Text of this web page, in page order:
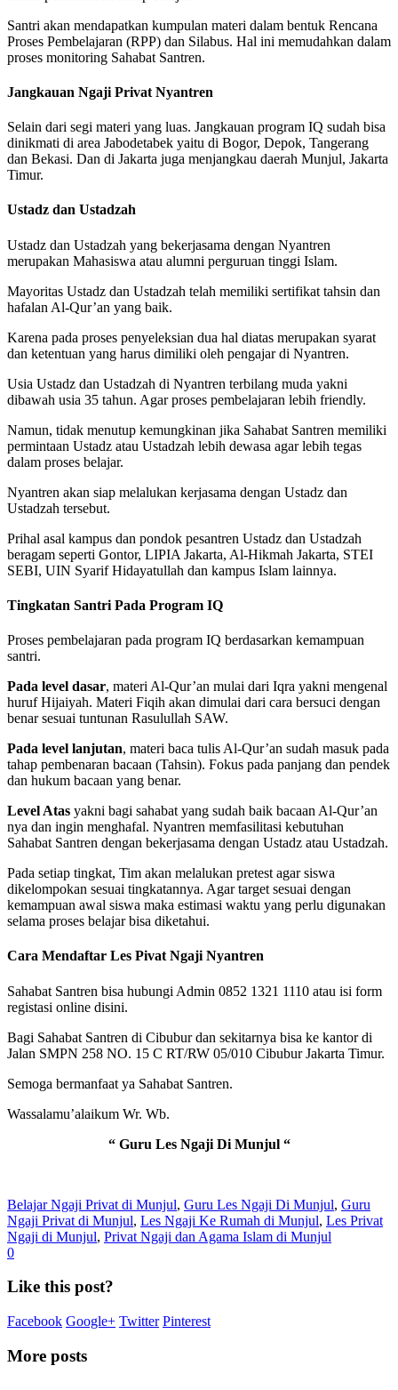
Santri akan mendapatkan kumpulan materi dalam bentuk Rencana
Proses Pembelajaran (RPP) dan Silabus. Hal ini memudahkan dalam
proses monitoring Sahabat Santren.
Jangkauan Ngaji Privat Nyantren
Selain dari segi materi yang luas. Jangkauan program IQ sudah bisa
dinikmati di area Jabodetabek yaitu di Bogor, Depok, Tangerang
dan Bekasi. Dan di Jakarta juga menjangkau daerah Munjul, Jakarta
Timur.
Ustadz dan Ustadzah
Ustadz dan Ustadzah yang bekerjasama dengan Nyantren
merupakan Mahasiswa atau alumni perguruan tinggi Islam.
Mayoritas Ustadz dan Ustadzah telah memiliki sertifikat tahsin dan
hafalan Al-Qur’an yang baik.
Karena pada proses penyeleksian dua hal diatas merupakan syarat
dan ketentuan yang harus dimiliki oleh pengajar di Nyantren.
Usia Ustadz dan Ustadzah di Nyantren terbilang muda yakni
dibawah usia 35 tahun. Agar proses pembelajaran lebih friendly.
Namun, tidak menutup kemungkinan jika Sahabat Santren memiliki
permintaan Ustadz atau Ustadzah lebih dewasa agar lebih tegas
dalam proses belajar.
Nyantren akan siap melalukan kerjasama dengan Ustadz dan
Ustadzah tersebut.
Prihal asal kampus dan pondok pesantren Ustadz dan Ustadzah
beragam seperti Gontor, LIPIA Jakarta, Al-Hikmah Jakarta, STEI
SEBI, UIN Syarif Hidayatullah dan kampus Islam lainnya.
Tingkatan Santri Pada Program IQ
Proses pembelajaran pada program IQ berdasarkan kemampuan
santri.
Pada level dasar, materi Al-Qur’an mulai dari Iqra yakni mengenal
huruf Hijaiyah. Materi Fiqih akan dimulai dari cara bersuci dengan
benar sesuai tuntunan Rasulullah SAW.
Pada level lanjutan, materi baca tulis Al-Qur’an sudah masuk pada
tahap pembenaran bacaan (Tahsin). Fokus pada panjang dan pendek
dan hukum bacaan yang benar.
Level Atas yakni bagi sahabat yang sudah baik bacaan Al-Qur’an
nya dan ingin menghafal. Nyantren memfasilitasi kebutuhan
Sahabat Santren dengan bekerjasama dengan Ustadz atau Ustadzah.
Pada setiap tingkat, Tim akan melalukan pretest agar siswa
dikelompokan sesuai tingkatannya. Agar target sesuai dengan
kemampuan awal siswa maka estimasi waktu yang perlu digunakan
selama proses belajar bisa diketahui.
Cara Mendaftar Les Pivat Ngaji Nyantren
Sahabat Santren bisa hubungi Admin 0852 1321 1110 atau isi form
registasi online disini.
Bagi Sahabat Santren di Cibubur dan sekitarnya bisa ke kantor di
Jalan SMPN 258 NO. 15 C RT/RW 05/010 Cibubur Jakarta Timur.
Semoga bermanfaat ya Sahabat Santren.
Wassalamu’alaikum Wr. Wb.
“ Guru Les Ngaji Di Munjul “
Belajar Ngaji Privat di Munjul, Guru Les Ngaji Di Munjul, Guru
Ngaji Privat di Munjul, Les Ngaji Ke Rumah di Munjul, Les Privat
Ngaji di Munjul, Privat Ngaji dan Agama Islam di Munjul
0
Like this post?
Facebook Google+ Twitter Pinterest
More posts